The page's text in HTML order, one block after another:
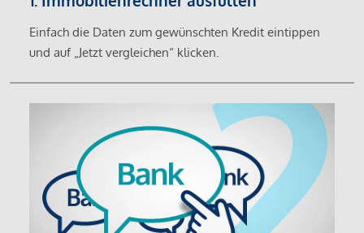
Einfach die Daten zum gewünschten Kredit eintippen
und auf „Jetzt vergleichen“ klicken.